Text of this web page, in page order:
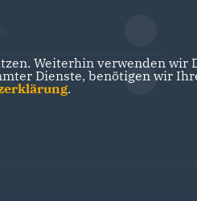
Weiterhin verwenden
Dienste, benötigen wir
.